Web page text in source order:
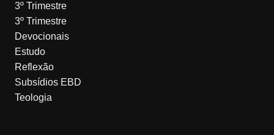
3º Trimestre
3º Trimestre
Devocionais
Estudo
Reflexão
Subsídios EBD
Teologia